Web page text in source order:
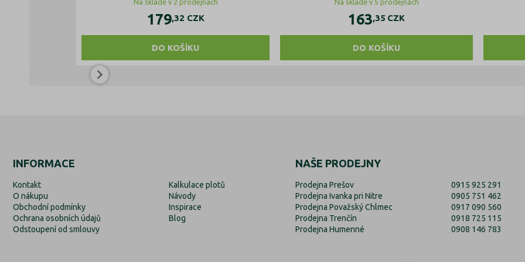
Na skladě v 2 prodejnách
179,32 CZK
DO KOŠÍKU
Na skladě v 5 prodejnách
163,35 CZK
DO KOŠÍKU
INFORMACE
Kontakt
O nákupu
Obchodní podmínky
Ochrana osobních údajů
Odstoupení od smlouvy
Kalkulace plotů
Návody
Inspirace
Blog
NAŠE PRODEJNY
Prodejna Prešov
Prodejna Ivanka pri Nitre
Prodejna Považský Chlmec
Prodejna Trenčín
Prodejna Humenné
0915 925 291
0905 751 462
0917 090 560
0918 725 115
0908 146 783